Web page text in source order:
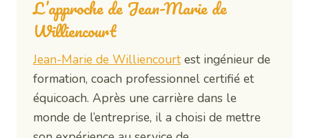
L’approche de Jean-Marie de
Williencourt
Jean-Marie de Williencourtest ingénieur de
formation, coach professionnel certifié et
équicoach. Après une carrière dans le
monde de l’entreprise, il a choisi de mettre